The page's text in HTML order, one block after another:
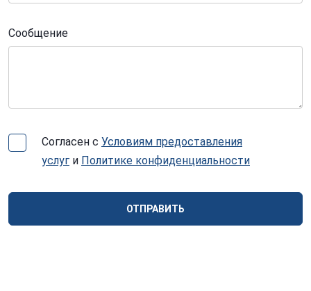
Сообщение
Согласен с Условиям предоставления
услуг и Политике конфиденциальности
ОТПРАВИТЬ